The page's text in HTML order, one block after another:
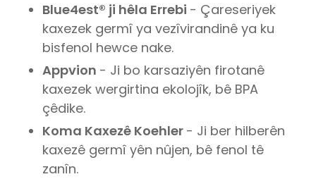
Blue4est® ji hêla Errebi - Çareseriyek
kaxezek germî ya vezîvirandinê ya ku
bisfenol hewce nake.
Appvion - Ji bo karsaziyên firotanê
kaxezek wergirtina ekolojîk, bê BPA
çêdike.
Koma Kaxezê Koehler - Ji ber hilberên
kaxezê germî yên nûjen, bê fenol tê
zanîn.